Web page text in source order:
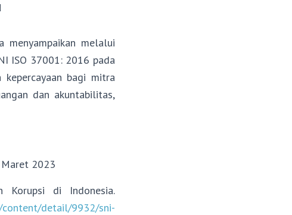
menyampaikan melalui
ISO 37001: 2016 pada
bagi mitra
dan akuntabilitas,
2023
Korupsi di Indonesia.
detail/9932/sni-